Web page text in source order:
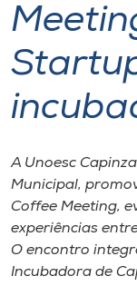
Atendimento
Portal de Ensino
I.nova
A Unoesc
Municipal,
Coffee Meeting,
experiências
O encontro
Incubadora de